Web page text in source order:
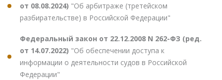
от 08.08.2024) "Об арбитраже (третейском
разбирательстве) в Российской Федерации"
Федеральный закон от 22.12.2008 N 262-ФЗ (ред.
от 14.07.2022) "Об обеспечении доступа к
информации о деятельности судов в Российской
Федерации"